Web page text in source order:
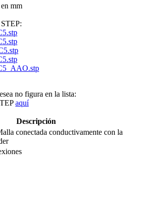
mm
no figura en la lista:
aquí
Descripción
conectada conductivamente con la